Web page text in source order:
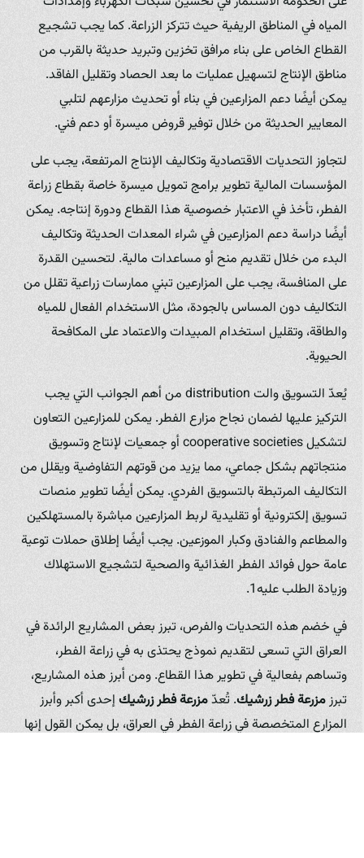
المياه في المناطق الريفية حيث تتركز الزراعة. كما يجب تشجيع
القطاع الخاص على بناء مرافق تخزين وتبريد حديثة بالقرب من
مناطق الإنتاج لتسهيل عمليات ما بعد الحصاد وتقليل الفاقد.
يمكن أيضًا دعم المزارعين في بناء أو تحديث مزارعهم لتلبي
المعايير الحديثة من خلال توفير قروض ميسرة أو دعم فني.
لتجاوز التحديات الاقتصادية وتكاليف الإنتاج المرتفعة، يجب على
المؤسسات المالية تطوير برامج تمويل ميسرة خاصة بقطاع زراعة
الفطر، تأخذ في الاعتبار خصوصية هذا القطاع ودورة إنتاجه. يمكن
أيضًا دراسة دعم المزارعين في شراء المعدات الحديثة وتكاليف
البدء من خلال تقديم منح أو مساعدات مالية. لتحسين القدرة
على المنافسة، يجب على المزارعين تبني ممارسات زراعية تقلل من
التكاليف دون المساس بالجودة، مثل الاستخدام الفعال للمياه
والطاقة، وتقليل استخدام المبيدات والاعتماد على المكافحة
الحيوية.
يُعدّ التسويق والت distribution من أهم الجوانب التي يجب
التركيز عليها لضمان نجاح مزارع الفطر. يمكن للمزارعين التعاون
لتشكيل cooperative societies أو جمعيات لإنتاج وتسويق
منتجاتهم بشكل جماعي، مما يزيد من قوتهم التفاوضية ويقلل من
التكاليف المرتبطة بالتسويق الفردي. يمكن أيضًا تطوير منصات
تسويق إلكترونية أو تقليدية لربط المزارعين مباشرة بالمستهلكين
والمطاعم والفنادق وكبار الموزعين. يجب أيضًا إطلاق حملات توعية
عامة حول فوائد الفطر الغذائية والصحية لتشجيع الاستهلاك
وزيادة الطلب عليه1.
في خضم هذه التحديات والفرص، تبرز بعض المشاريع الرائدة في
العراق التي تسعى لتقديم نموذج يحتذى به في زراعة الفطر،
وتساهم بفعالية في تطوير هذا القطاع. ومن أبرز هذه المشاريع،
تبرزمزرعة فطر زرشيك. تُعدّمزرعة فطر زرشيكإحدى أكبر وأبرز
المزارع المتخصصة في زراعة الفطر في العراق، بل يمكن القول إنها